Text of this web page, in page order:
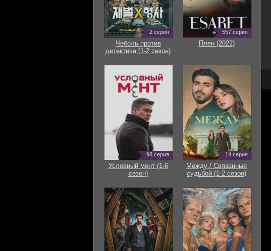
2 серия
Чеболь против
детектива (1-2 сезон)
557 серия
Плен (2022)
98 серия
Условный мент (1-6
сезон)
14 серия
Между / Связанные
судьбой (1-2 сезон)